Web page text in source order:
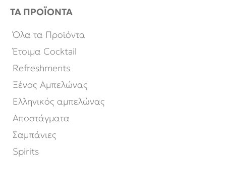
ΤΑ ΠΡΟΪΟΝΤΑ
Όλα τα Προϊόντα
Έτοιμα Cocktail
Refreshments
Ξένος Αμπελώνας
Ελληνικός αμπελώνας
Αποστάγματα
Σαμπάνιες
Spirits